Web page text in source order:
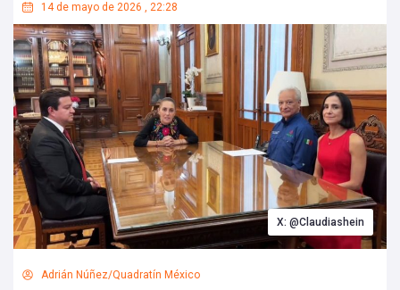
14 de mayo de 2026 , 22:28
X: @Claudiashein
Adrián Núñez/Quadratín México